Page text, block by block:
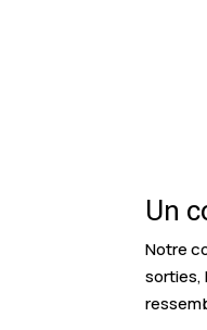
Un
Notre
sorties,